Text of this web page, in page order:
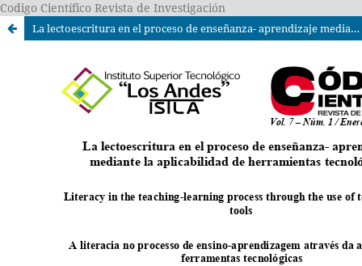
Codigo Científico Revista de Investigación
La lectoescritura en el proceso de enseñanza- aprendizaje mediante la aplicabilidad de herramientas tecnológicas